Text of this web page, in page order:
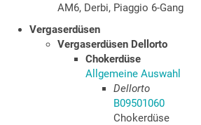
AM6, Derbi, Piaggio 6-Gang
Vergaserdüsen
Vergaserdüsen Dellorto
Chokerdüse
Allgemeine Auswahl
Dellorto
B09501060
Chokerdüse